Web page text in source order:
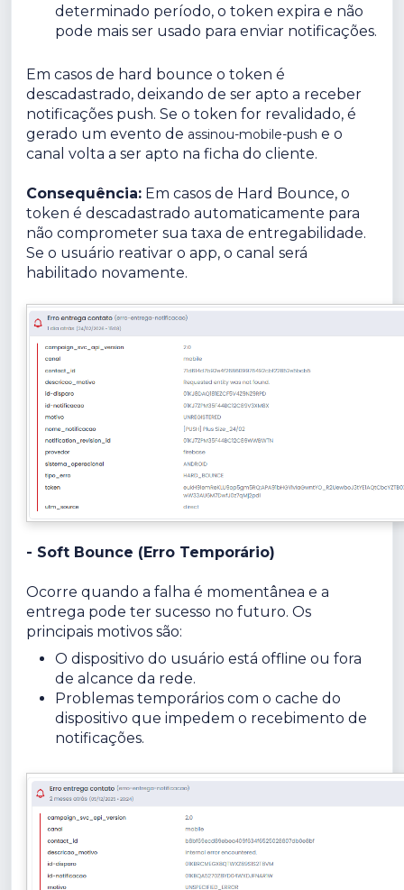
determinado período, o token expira e não
pode mais ser usado para enviar notificações.
Em casos de hard bounce o token é
descadastrado, deixando de ser apto a receber
notificações push. Se o token for revalidado, é
gerado um evento de assinou-mobile-push e o
canal volta a ser apto na ficha do cliente.
Consequência: Em casos de Hard Bounce, o
token é descadastrado automaticamente para
não comprometer sua taxa de entregabilidade.
Se o usuário reativar o app, o canal será
habilitado novamente.
- Soft Bounce (Erro Temporário)
Ocorre quando a falha é momentânea e a
entrega pode ter sucesso no futuro. Os
principais motivos são:
O dispositivo do usuário está offline ou fora
de alcance da rede.
Problemas temporários com o cache do
dispositivo que impedem o recebimento de
notificações.